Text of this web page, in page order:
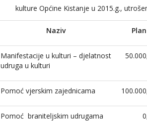
kulture Općine Kistanje u 2015.g.,
Naziv Plan
Manifestacije u kulturi – djelatnost
udruga u kulturi
Pomoć vjerskim zajednicama
Pomoć braniteljskim udrugama